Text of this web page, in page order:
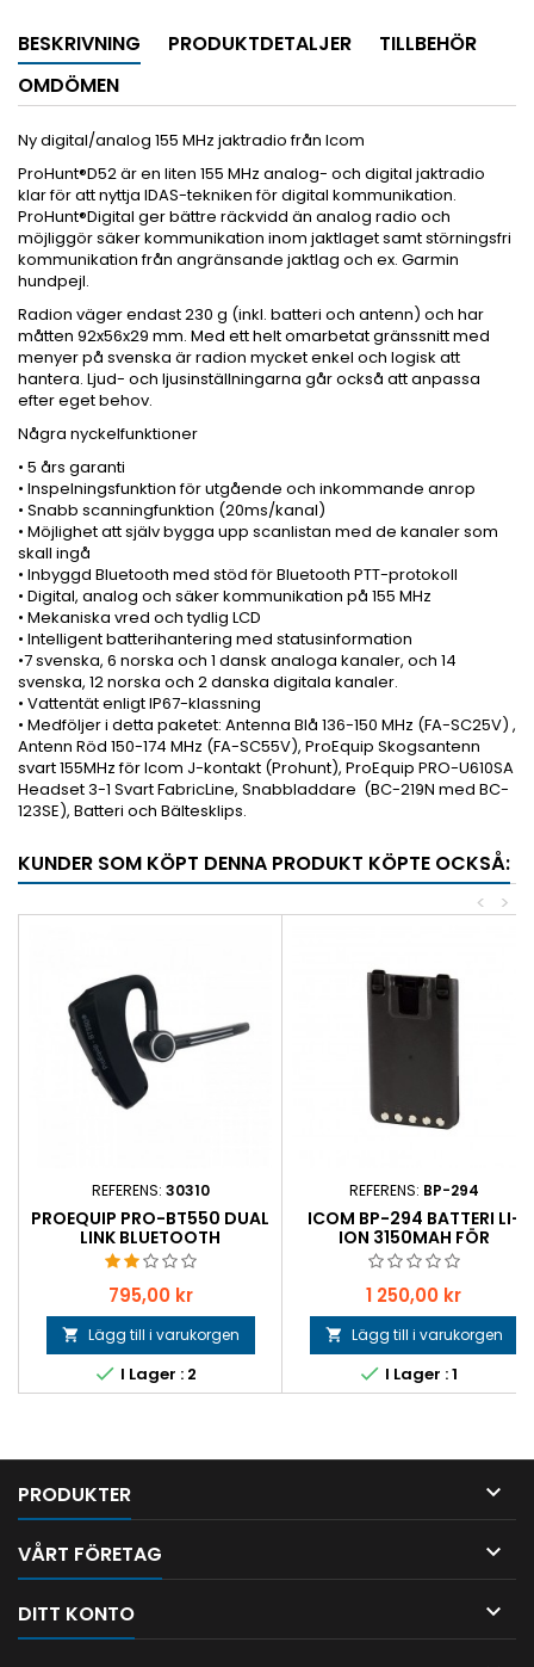
BESKRIVNING PRODUKTDETALJER
TILLBEHÖR
OMDÖMEN
Ny digital/analog 155 MHz jaktradio från Icom
ProHunt®D52 är en liten 155 MHz analog- och digital jaktradio
klar för att nyttja IDAS-tekniken för digital kommunikation.
ProHunt®Digital ger bättre räckvidd än analog radio och
möjliggör säker kommunikation inom jaktlaget samt störningsfri
kommunikation från angränsande jaktlag och ex. Garmin
hundpejl.
Radion väger endast 230 g (inkl. batteri och antenn) och har
måtten 92x56x29 mm. Med ett helt omarbetat gränssnitt med
menyer på svenska är radion mycket enkel och logisk att
hantera. Ljud- och ljusinställningarna går också att anpassa
efter eget behov.
Några nyckelfunktioner
• 5 års garanti
• Inspelningsfunktion för utgående och inkommande anrop
• Snabb scanningfunktion (20ms/kanal)
• Möjlighet att själv bygga upp scanlistan med de kanaler som
skall ingå
• Inbyggd Bluetooth med stöd för Bluetooth PTT-protokoll
• Digital, analog och säker kommunikation på 155 MHz
• Mekaniska vred och tydlig LCD
• Intelligent batterihantering med statusinformation
•7 svenska, 6 norska och 1 dansk analoga kanaler, och 14
svenska, 12 norska och 2 danska digitala kanaler.
• Vattentät enligt IP67-klassning
• Medföljer i detta paketet: Antenna Blå 136-150 MHz (FA-SC25V) ,
Antenn Röd 150-174 MHz (FA-SC55V), ProEquip Skogsantenn
svart 155MHz för Icom J-kontakt (Prohunt), ProEquip PRO-U610SA
Headset 3-1 Svart FabricLine, Snabbladdare (BC-219N med BC-
123SE), Batteri och Bältesklips.
KUNDER SOM KÖPT DENNA PRODUKT KÖPTE OCKSÅ:
>
<
REFERENS: 30310
PROEQUIP PRO-BT550 DUAL
LINK BLUETOOTH
MINIHEADSET
Pris
795,00 kr
 Lägg till i varukorgen
 I Lager : 2
REFERENS: BP-294
ICOM BP-294 BATTERI LI-
ION 3150MAH FÖR
F52D/F62D
Pris
1 250,00 kr
 Lägg till i varukorgen
 I Lager : 1
PRODUKTER 
VÅRT FÖRETAG 
DITT KONTO 